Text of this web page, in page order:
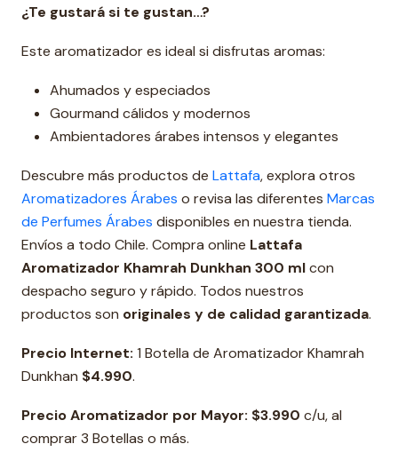
¿Te gustará si te gustan…?
Este aromatizador es ideal si disfrutas aromas:
Ahumados y especiados
Gourmand cálidos y modernos
Ambientadores árabes intensos y elegantes
Descubre más productos de Lattafa, explora otros
Aromatizadores Árabes o revisa las diferentes Marcas
de Perfumes Árabes disponibles en nuestra tienda.
Envíos a todo Chile. Compra online Lattafa
Aromatizador Khamrah Dunkhan 300 mlcon
despacho seguro y rápido. Todos nuestros
productos son originales y de calidad garantizada.
Precio Internet: 1 Botella de Aromatizador Khamrah
Dunkhan $4.990.
Precio Aromatizador por Mayor: $3.990 c/u, al
comprar 3 Botellas o más.